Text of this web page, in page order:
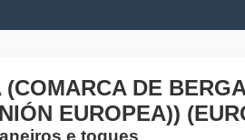
DE
EUROPEA))
e toques